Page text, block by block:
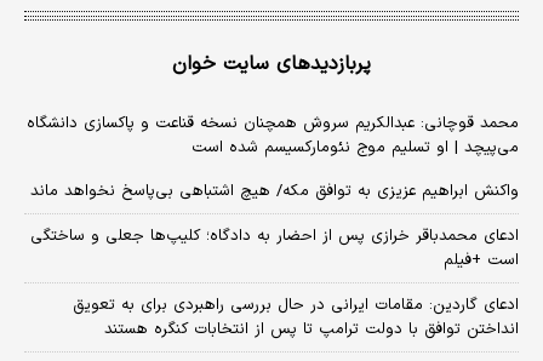
پربازدیدهای سایت خوان
محمد قوچانی: عبدالکریم سروش همچنان نسخه قناعت و پاکسازی دانشگاه
می‌پیچد | او تسلیم موج نئومارکسیسم شده است
واکنش ابراهیم عزیزی به توافق مکه/ هیچ اشتباهی بی‌پاسخ نخواهد ماند
ادعای محمدباقر خرازی پس از احضار به دادگاه؛ کلیپ‌ها جعلی و ساختگی
است +فیلم
ادعای گاردین: مقامات ایرانی در حال بررسی راهبردی برای به تعویق
انداختن توافق با دولت ترامپ تا پس از انتخابات کنگره هستند